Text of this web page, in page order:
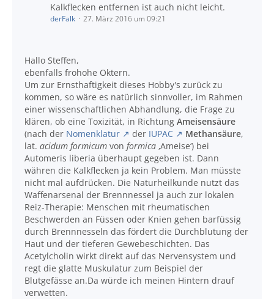
Kalkflecken entfernen ist auch nicht leicht.
derFalk 27. März 2016 um 09:21
Hallo Steffen,
ebenfalls frohohe Oktern.
Um zur Ernsthaftigkeit dieses Hobby's zurück zu
kommen, so wäre es natürlich sinnvoller, im Rahmen
einer wissenschaftlichen Abhandlung, die Frage zu
klären, ob eine Toxizität, in Richtung Ameisensäure
(nach der Nomenklatur der IUPAC Methansäure,
lat. acidum formicum von formica ‚Ameise‘) bei
Automeris liberia überhaupt gegeben ist. Dann
währen die Kalkflecken ja kein Problem. Man müsste
nicht mal aufdrücken. Die Naturheilkunde nutzt das
Waffenarsenal der Brennnessel ja auch zur lokalen
Reiz-Therapie: Menschen mit rheumatischen
Beschwerden an Füssen oder Knien gehen barfüssig
durch Brennnesseln das fördert die Durchblutung der
Haut und der tieferen Gewebeschichten. Das
Acetylcholin wirkt direkt auf das Nervensystem und
regt die glatte Muskulatur zum Beispiel der
Blutgefässe an.Da würde ich meinen Hintern drauf
verwetten.